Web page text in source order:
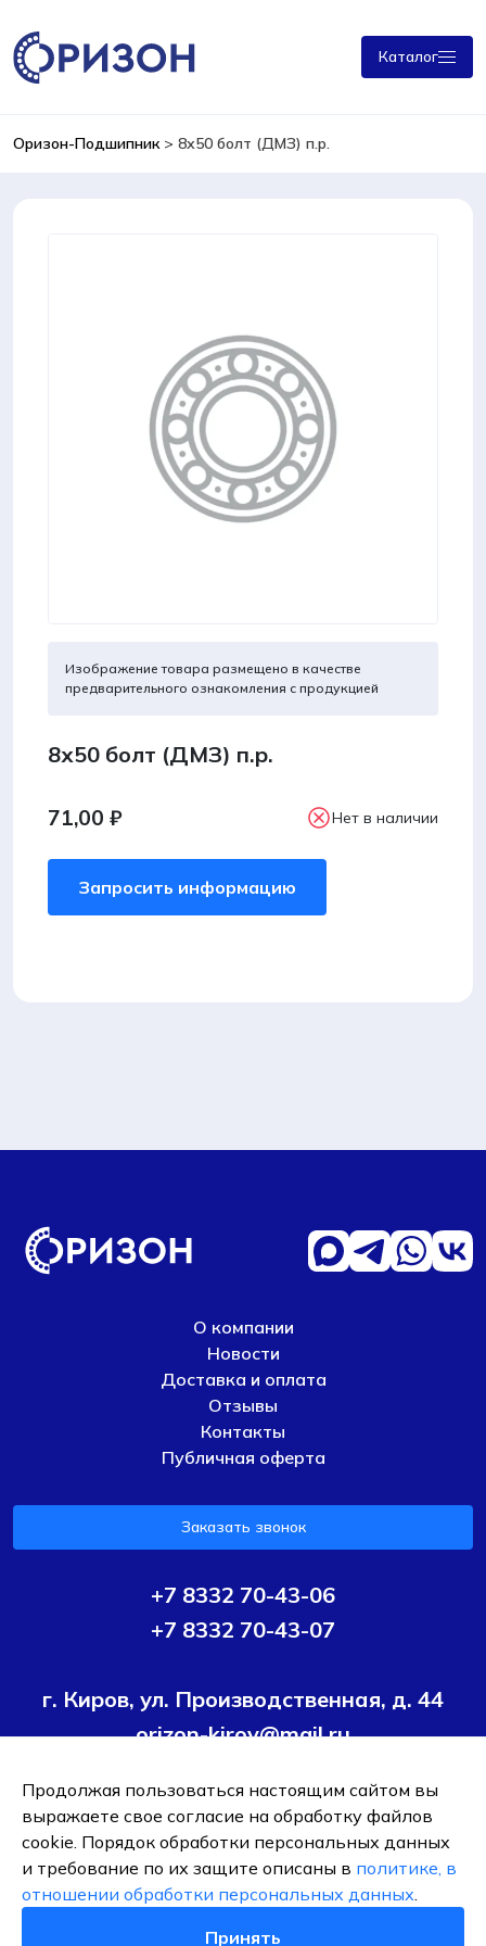
Каталог
Оризон-Подшипник> 8х50 болт (ДМЗ) п.р.
Изображение товара размещено в качестве
предварительного ознакомления с продукцией
8х50 болт (ДМЗ) п.р.
71,00 ₽ Нет в наличии
Запросить информацию
О компании
Новости
Доставка и оплата
Отзывы
Контакты
Публичная оферта
Заказать звонок
+7 8332 70-43-06
+7 8332 70-43-07
г. Киров, ул. Производственная, д. 44
orizon-kirov@mail.ru
Условия политики конфиденциальности
Согласие на
обработку персональных данных
ОБЩЕСТВО С ОГРАНИЧЕННОЙ ОТВЕТСТВЕННОСТЬЮ ТК
"ОРИЗОН-ПОДШИПНИК"
ИНН 4345495376
Продолжая пользоваться настоящим сайтом вы
выражаете свое согласие на обработку файлов
cookie. Порядок обработки персональных данных
и требование по их защите описаны в политике, в
отношении обработки персональных данных.
Принять